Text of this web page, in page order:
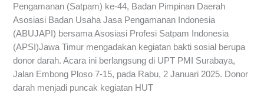
Pengamanan (Satpam) ke-44, Badan Pimpinan Daerah
Asosiasi Badan Usaha Jasa Pengamanan Indonesia
(ABUJAPI) bersama Asosiasi Profesi Satpam Indonesia
(APSI)Jawa Timur mengadakan kegiatan bakti sosial berupa
donor darah. Acara ini berlangsung di UPT PMI Surabaya,
Jalan Embong Ploso 7-15, pada Rabu, 2 Januari 2025. Donor
darah menjadi puncak kegiatan HUT